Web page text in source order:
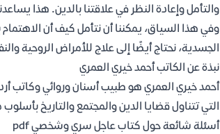
والتأمل وإعادة النظر في علاقتنا بالدين. هذا
وفي هذا السياق، يمكننا أن نتأمل كيف أن
الجسدية، نحتاج أيضًا إلى علاج للأمراض الروحية
نبذة عن الكاتب أحمد خيري العمري
أحمد خيري العمري هو طبيب أسنان وروائي وكاتب
التي تتناول قضايا الدين والمجتمع والتاريخ
أسئلة شائعة حول كتاب عاجل سري وشخصي pdf